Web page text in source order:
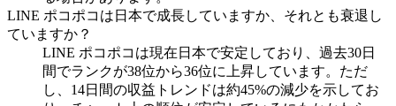
LINE ポコポコは日本で成長していますか、それとも衰退し
ていますか？
LINE ポコポコは現在日本で安定しており、過去30日
間でランクが38位から36位に上昇しています。ただ
し、14日間の収益トレンドは約45%の減少を示してお